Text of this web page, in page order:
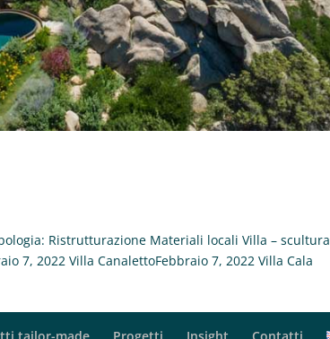
Ristrutturazione Materiali locali Villa – scultura
7, 2022 Villa CanalettoFebbraio 7, 2022 Villa Cala